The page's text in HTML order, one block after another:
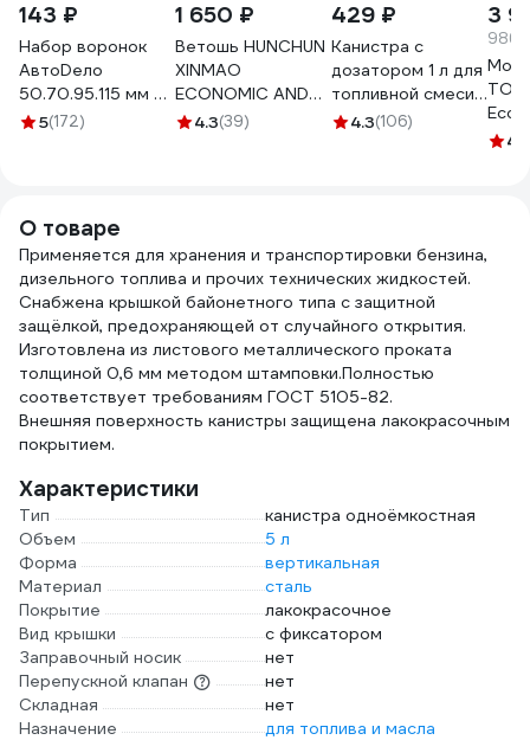
143 ₽
Набор воронок
АвтоDело
50.70.95.115 мм 4
шт. 42104 15165
5(172)
1 650 ₽
Ветошь HUNCHUN
XINMAO
ECONOMIC AND
TRADE CO., LTD
4.3(39)
429 ₽
Канистра с
дозатором 1 л для
топливной смеси
DDE 247-002
4.3(106)
3
4.8
О товаре
Применяется для хранения и транспортировки бензина,
дизельного топлива и прочих технических жидкостей.
Снабжена крышкой байонетного типа с защитной
защёлкой, предохраняющей от случайного открытия.
Изготовлена из листового металлического проката
толщиной 0,6 мм методом штамповки.Полностью
соответствует требованиям ГОСТ 5105-82.
Внешняя поверхность канистры защищена лакокрасочным
покрытием.
Характеристики
Тип
канистра одноёмкостная
Объем
5 л
Форма
вертикальная
Материал
сталь
Покрытие
лакокрасочное
Вид крышки
с фиксатором
Заправочный носик
нет
Перепускной клапан
нет
Складная
нет
Назначение
для топлива и масла